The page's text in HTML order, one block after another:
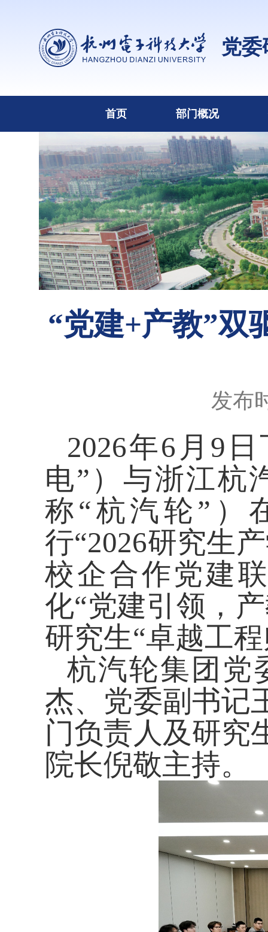
党委
首页 部门概况
“党建+产教”双
发布
2026年6月9
电”） 与浙江杭
称“杭汽轮”）
行“2026研究生
校企合作党建
化“党建引领，
研究生“卓越工
杭汽轮集团 党
杰、党委副书记
门负责人及研究
院长倪敬主持。